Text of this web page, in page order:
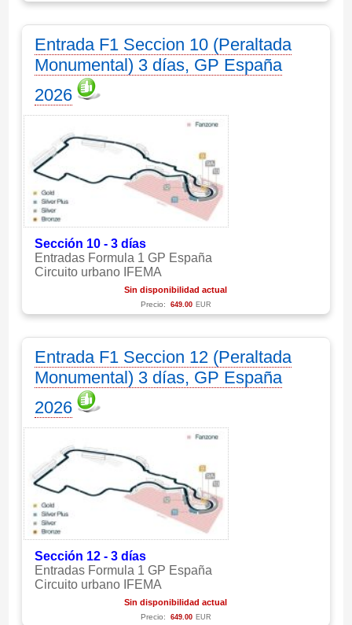
Entrada F1 Seccion 10 (Peraltada
Monumental) 3 días, GP España
2026
Sección 10 - 3 días
Entradas Formula 1 GP España
Circuito urbano IFEMA
Sin disponibilidad actual
Precio: 649.00 EUR
Entrada F1 Seccion 12 (Peraltada
Monumental) 3 días, GP España
2026
Sección 12 - 3 días
Entradas Formula 1 GP España
Circuito urbano IFEMA
Sin disponibilidad actual
Precio: 649.00 EUR